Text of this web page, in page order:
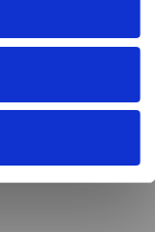
seminaristov z
motiváciu,
službe ako
stále odvážni